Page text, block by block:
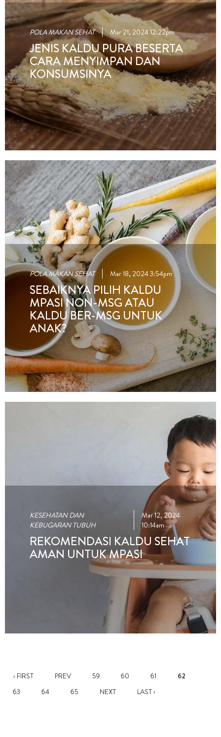
POLA MAKAN SEHAT Mar 21, 2024 12:22pm
JENIS KALDU PURA BESERTA
CARA MENYIMPAN DAN
KONSUMSINYA
POLA MAKAN SEHAT Mar 18, 2024 3:54pm
SEBAIKNYA PILIH KALDU
MPASI NON-MSG ATAU
KALDU BER-MSG UNTUK
ANAK?
KESEHATAN DAN
KEBUGARAN TUBUH
Mar 12, 2024
10:14am
REKOMENDASI KALDU SEHAT
AMAN UNTUK MPASI
‹ FIRST PREV 59 60 61
62
63
64 65 NEXT LAST ›